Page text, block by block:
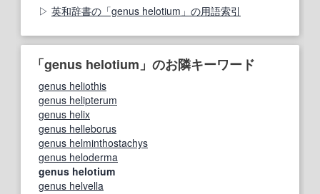
英和辞書の「genus helotium」の用語索引
「genus helotium」のお隣キーワード
genus heliothis
genus helipterum
genus helix
genus helleborus
genus helminthostachys
genus heloderma
genus helotium
genus helvella